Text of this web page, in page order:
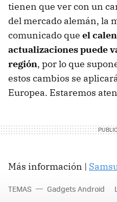
tienen que ver con un
del mercado alemán, la
comunicado que el
actualizaciones puede
región, por lo que
estos cambios se
Europea. Estaremos
Más información |
TEMAS Gadgets Android